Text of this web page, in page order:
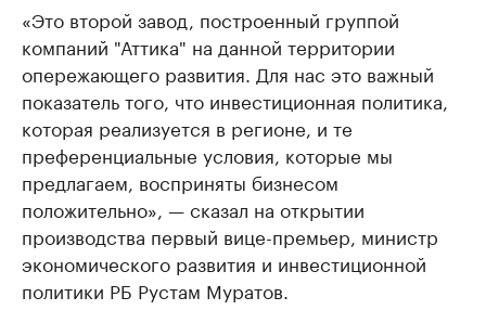
«Это второй завод, построенный группой
компаний "Аттика" на данной территории
опережающего развития. Для нас это важный
показатель того, что инвестиционная политика,
которая реализуется в регионе, и те
преференциальные условия, которые мы
предлагаем, восприняты бизнесом
положительно», — сказал на открытии
производства первый вице-премьер, министр
экономического развития и инвестиционной
политики РБ Рустам Муратов.